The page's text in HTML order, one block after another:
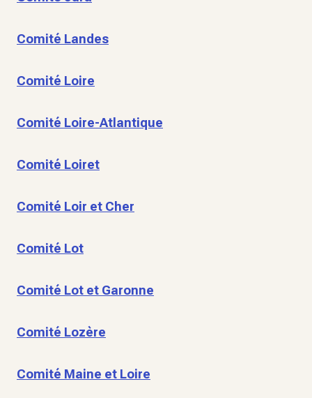
Comité Landes
Comité Loire
Comité Loire-Atlantique
Comité Loiret
Comité Loir et Cher
Comité Lot
Comité Lot et Garonne
Comité Lozère
Comité Maine et Loire